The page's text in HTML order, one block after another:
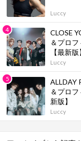
Luccy
CLOSE
＆プロ
【最新版
Luccy
ALLDAY
＆プロ
新版】
Luccy